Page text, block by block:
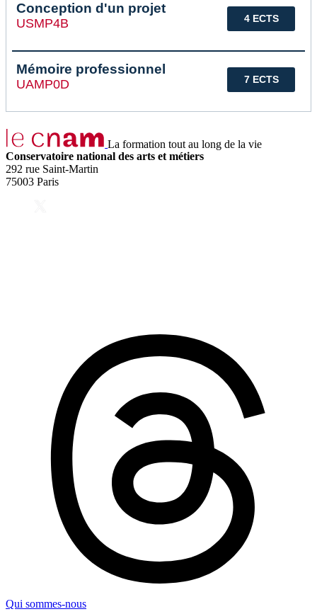
4 ECTS
Conception d'un projet
USMP4B
7 ECTS
Mémoire professionnel
UAMP0D
La formation tout au long de la vie
Conservatoire national des arts et métiers
292 rue Saint-Martin
75003 Paris
Qui sommes-nous